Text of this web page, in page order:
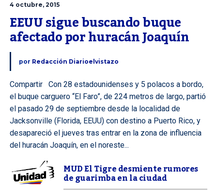
4 octubre, 2015
EEUU sigue buscando buque
afectado por huracán Joaquín
por Redacción Diarioelvistazo
Compartir Con 28 estadounidenses y 5 polacos a bordo,
el buque carguero “El Faro”, de 224 metros de largo, partió
el pasado 29 de septiembre desde la localidad de
Jacksonville (Florida, EEUU) con destino a Puerto Rico, y
desapareció el jueves tras entrar en la zona de influencia
del huracán Joaquín, en el noreste...
MUD El Tigre desmiente rumores
de guarimba en la ciudad